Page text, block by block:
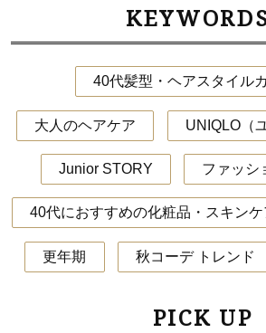
40代髪型・ヘアスタイル
大人のヘアケア UNIQLO（
Junior STORY ファッシ
更年期 秋コーデ トレンド
PICK UP